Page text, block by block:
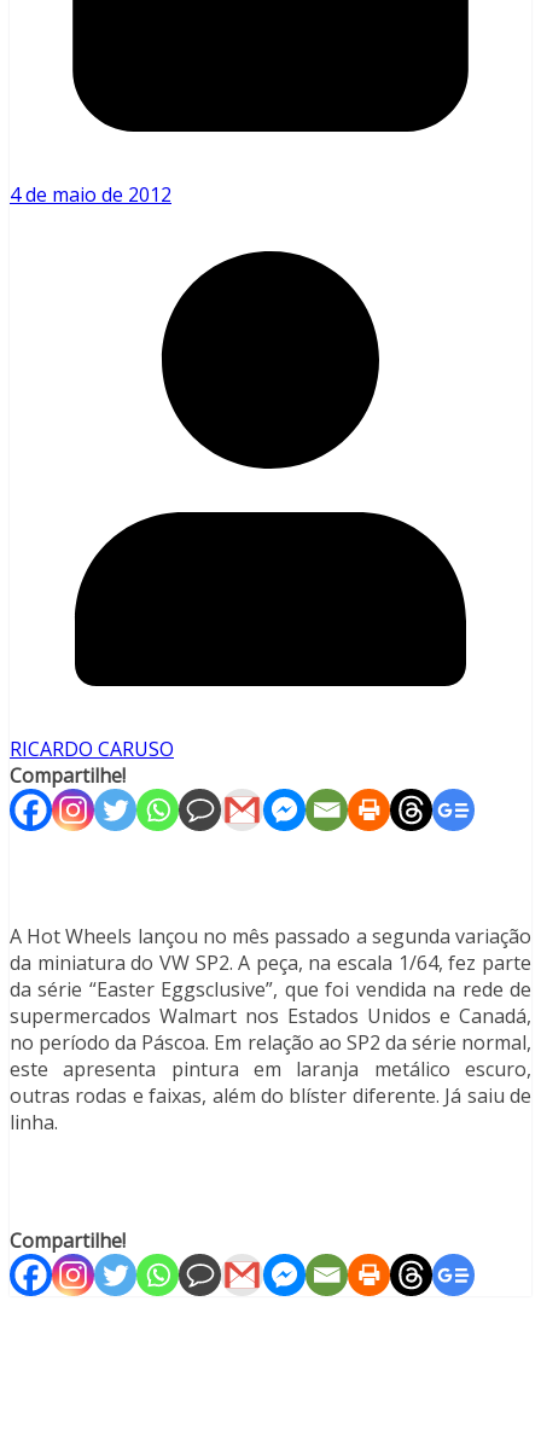
4 de maio de 2012
RICARDO CARUSO
Compartilhe!
A Hot Wheels lançou no mês passado a segunda variação
da miniatura do VW SP2. A peça, na escala 1/64, fez parte
da série “Easter Eggsclusive”, que foi vendida na rede de
supermercados Walmart nos Estados Unidos e Canadá,
no período da Páscoa. Em relação ao SP2 da série normal,
este apresenta pintura em laranja metálico escuro,
outras rodas e faixas, além do blíster diferente. Já saiu de
linha.
tramadol
50mg
Compartilhe!